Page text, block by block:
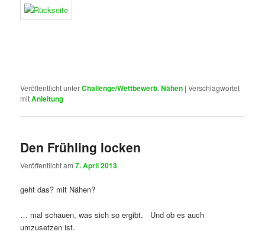
Veröffentlicht unterChallenge/Wettbewerb,Nähen |Verschlagwortet
mitAnleitung
Den Frühling locken
Veröffentlicht am7. April 2013
geht das? mit Nähen?
… mal schauen, was sich so ergibt. Und ob es auch
umzusetzen ist.